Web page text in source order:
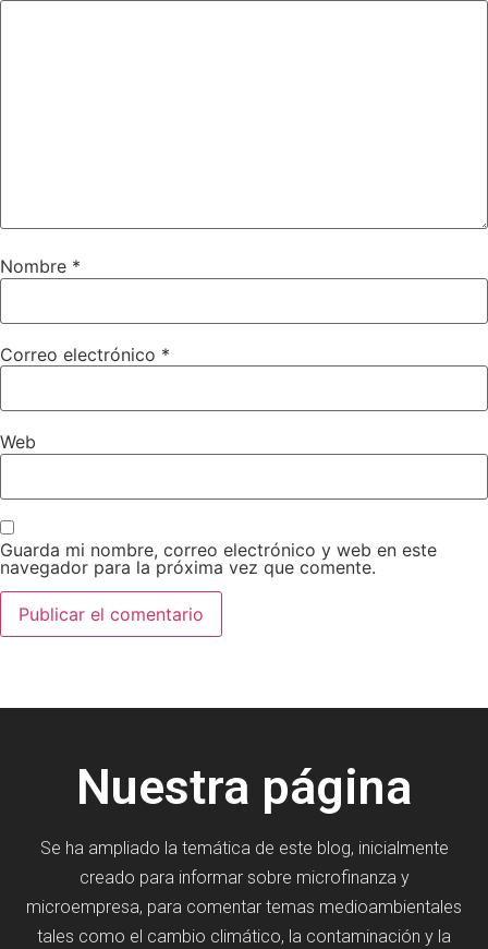
Nombre *
Correo electrónico *
Web
Guarda mi nombre, correo electrónico y web en este
navegador para la próxima vez que comente.
Nuestra página
Se ha ampliado la temática de este blog, inicialmente
creado para informar sobre microfinanza y
microempresa, para comentar temas medioambientales
tales como el cambio climático, la contaminación y la